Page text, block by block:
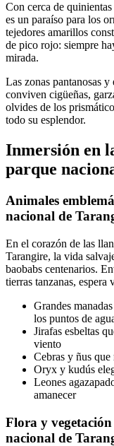
Con cerca de
es un paraíso para los
tejedores amarillos
de pico rojo: siempre
mirada.
Las zonas pantanosas
conviven cigüeñas,
olvides de los
todo su esplendor.
Inmersión en
parque
Animales
nacional de
En el corazón de las
Tarangire, la vida
baobabs centenarios.
tierras tanzanas, espera
Grandes
los puntos de
Jirafas esbeltas
viento
Cebras y ñus que
Oryx y kudús
Leones
amanecer
Flora y
nacional de